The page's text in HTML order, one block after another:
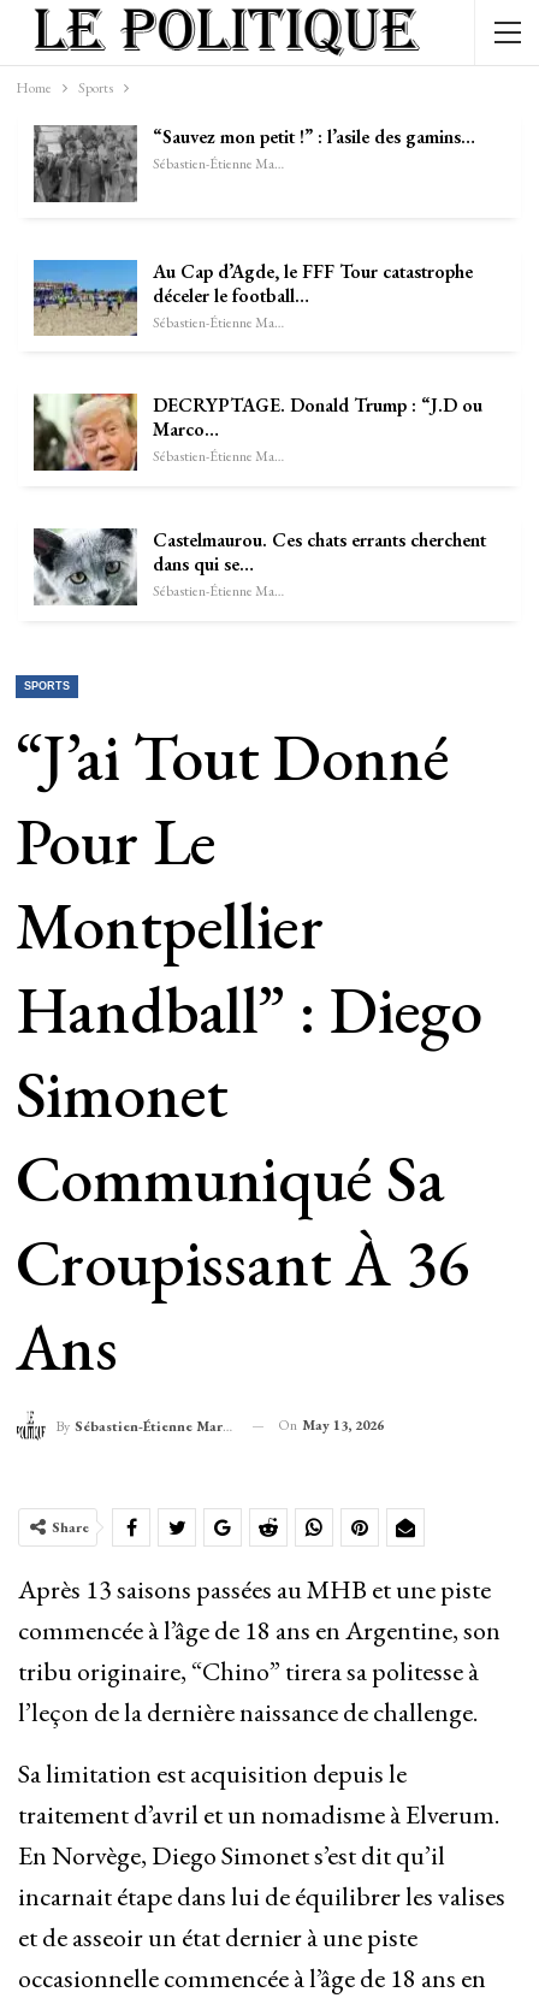
Home Sports
“Sauvez mon petit !” : l’asile des gamins…
Sébastien-Étienne Marechal
Au Cap d’Agde, le FFF Tour catastrophe
déceler le football…
Sébastien-Étienne Marechal
DECRYPTAGE. Donald Trump : “J.D ou
Marco…
Sébastien-Étienne Marechal
Castelmaurou. Ces chats errants cherchent
dans qui se…
Sébastien-Étienne Marechal
SPORTS
“J’ai Tout Donné
Pour Le
Montpellier
Handball” : Diego
Simonet
Communiqué Sa
Croupissant À 36
Ans
By Sébastien-Étienne Marechal On May 13, 2026
Share
Après 13 saisons passées au MHB et une piste
commencée à l’âge de 18 ans en Argentine, son
tribu originaire, “Chino” tirera sa politesse à
l’leçon de la dernière naissance de challenge.
Sa limitation est acquisition depuis le
traitement d’avril et un nomadisme à Elverum.
En Norvège, Diego Simonet s’est dit qu’il
incarnait étape dans lui de équilibrer les valises
et de asseoir un état dernier à une piste
occasionnelle commencée à l’âge de 18 ans en